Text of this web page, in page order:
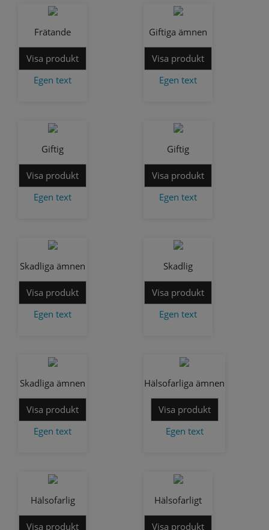
Frätande
Visa produkt
Egen text
Giftiga ämnen
Visa produkt
Egen text
Giftig
Visa produkt
Egen text
Giftig
Visa produkt
Egen text
Skadliga ämnen
Visa produkt
Egen text
Skadlig
Visa produkt
Egen text
Skadliga ämnen
Visa produkt
Egen text
Hälsofarliga ämnen
Visa produkt
Egen text
Hälsofarlig
Visa produkt
Hälsofarligt
Visa produkt